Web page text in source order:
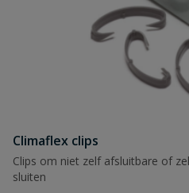
Climaflex clips
Clips om niet zelf afsluitbare of
sluiten